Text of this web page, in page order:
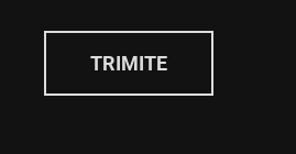
TRIMITE